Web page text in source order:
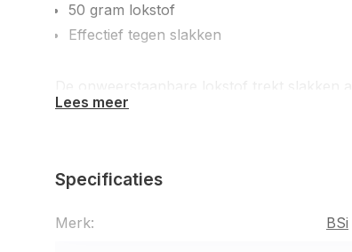
50 gram lokstof
Effectief tegen slakken
planten beschermd blijven. De BSI
Lees meer
Specificaties
Merk: BSi